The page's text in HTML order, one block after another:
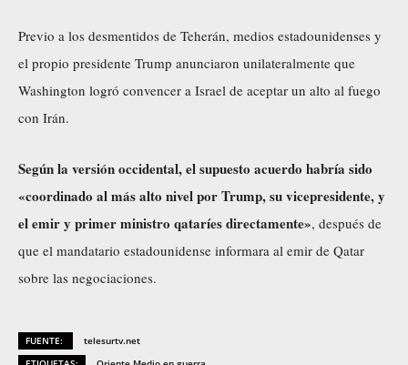
Previo a los desmentidos de Teherán, medios estadounidenses y
el propio presidente Trump anunciaron unilateralmente que
Washington logró convencer a Israel de aceptar un alto al fuego
con Irán.
Según la versión occidental, el supuesto acuerdo habría sido
«coordinado al más alto nivel por Trump, su vicepresidente, y
el emir y primer ministro qataríes directamente», después de
que el mandatario estadounidense informara al emir de Qatar
sobre las negociaciones.
FUENTE:
telesurtv.net